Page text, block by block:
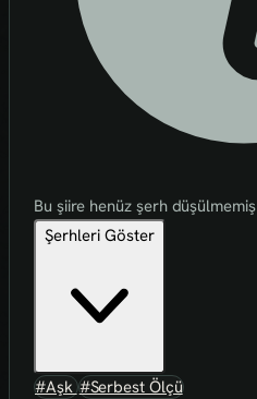
Bu şiire henüz şerh düşülmemiş
Şerhleri Göster
#Aşk#Serbest Ölçü